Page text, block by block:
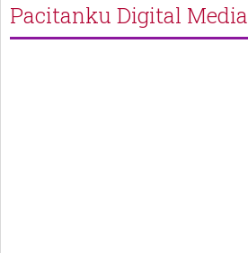
Pacitanku Digital Media